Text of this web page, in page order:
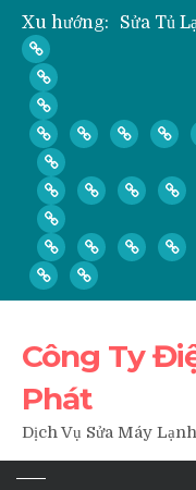
Xu hướng:
Dịch Vụ
Công Ty
Phát
Dịch Vụ Sửa Máy